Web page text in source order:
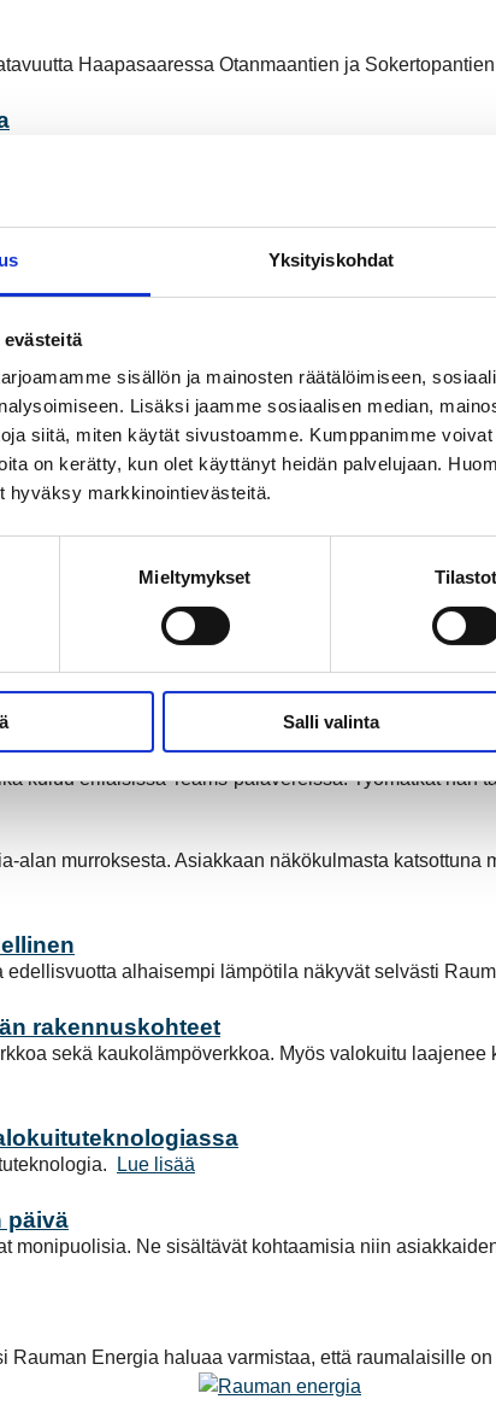
Yksityiskohdat
sisällön ja mainosten räätälöimiseen,
Lisäksi jaamme sosiaalisen median,
siitä, miten käytät sivustoamme. Kumppanimme
on kerätty, kun olet käyttänyt heidän palvelujaan.
hyväksy markkinointievästeitä.
Mieltymykset Tilastot
Salli valinta
Haapasaaressa Otanmaantien ja
tärkeää työtä, jolla varmistetaan esimerkiksi
tulos
yli ennakko-odotusten.
Lue lisää
voidaan varmistaa yhä parempi
raumalaisten taloyhtiöiden parhaaksi
kohteiden lämmityksen olevan jatkuvassa
kotisohville
nopeaa nettiyhteyttä. Lue lisää
arjen eteen. Koostimme tähän juttuun
keskustassakin
kesän työmaat ovat käynnissä ja ne on
kuluu erilaisissa Teams-palavereissa. Työmatkat hän
alan murroksesta. Asiakkaan näkökulmasta
alhaisempi lämpötila näkyvät selvästi
rakennuskohteet
sekä kaukolämpöverkkoa. Myös valokuitu
Lue lisää
päivä
monipuolisia. Ne sisältävät kohtaamisia niin
Rauman Energia haluaa varmistaa, että raumalaisille